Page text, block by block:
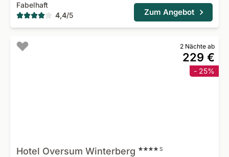
Fabelhaft
4,4/5 Zum Angebot
2 Nächte ab
229 €
- 25%
Hotel Oversum Winterberg S